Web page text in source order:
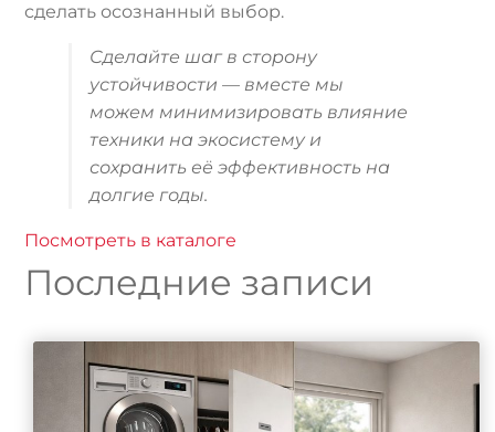
сделать осознанный выбор.
Сделайте шаг в сторону
устойчивости — вместе мы
можем минимизировать влияние
техники на экосистему и
сохранить её эффективность на
долгие годы.
Посмотреть в каталоге
Последние записи